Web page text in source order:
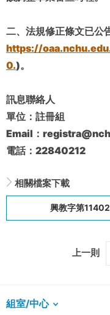
二、法規修正條文已公
https://
0.)。
訊息聯絡人
單位：註冊組
Email：
電話：22840212
相關檔案下載
興教字第
上一則
組室/中心